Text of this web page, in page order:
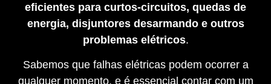
eficientes para curtos-circuitos, quedas de
energia, disjuntores desarmando e outros
problemas elétricos.
Sabemos que falhas elétricas podem ocorrer a
qualquer momento, e é essencial contar com um